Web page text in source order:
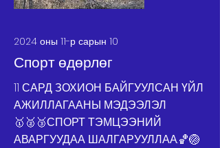
2024 оны 11-р сарын 10
Спорт өдөрлөг
11 САРД ЗОХИОН БАЙГУУЛСАН ҮЙЛ
АЖИЛЛАГААНЫ МЭДЭЭЛЭЛ
🥇🥈🥉СПОРТ ТЭМЦЭЭНИЙ
АВАРГУУДАА ШАЛГАРУУЛЛАА.🏀🏐